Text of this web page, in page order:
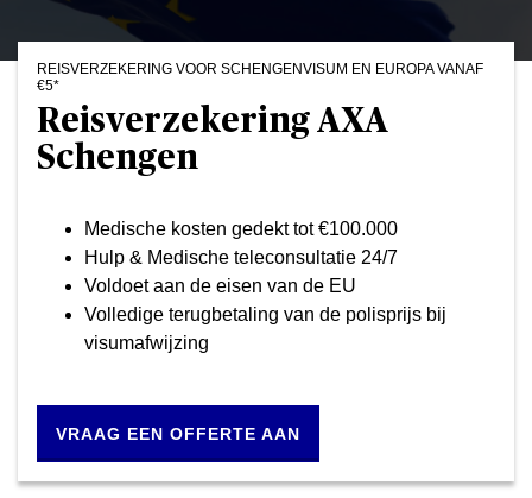
REISVERZEKERING VOOR SCHENGENVISUM EN EUROPA VANAF
€5*
Reisverzekering AXA
Schengen
Medische kosten gedekt tot €100.000
Hulp & Medische teleconsultatie 24/7
Voldoet aan de eisen van de EU
Volledige terugbetaling van de polisprijs bij
visumafwijzing
VRAAG EEN OFFERTE AAN